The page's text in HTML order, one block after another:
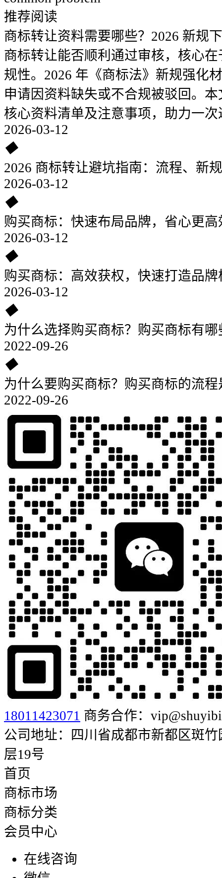
推荐阅读
商标转让资料需要哪些？2026 新规
商标转让能否顺利通过审核，核心
规性。2026 年《商标法》新规强化
申请因资料缺失或不合规被驳回。
核心资料清单及注意事项，助力一次
2026-03-12
◆
2026 商标转让避坑指南：流程、新
2026-03-12
◆
购买商标：快速布局品牌，省心更高
2026-03-12
◆
购买商标：高效获权，快速打造品
2026-03-12
◆
为什么选择购买商标？购买商标有
2022-09-26
◆
为什么要购买商标？购买商标的流
2022-09-26
18011423071 商务合作：
公司地址：四川省成都市新都区斑
层19号
首页
商标市场
商标分类
会员中心
在线咨询